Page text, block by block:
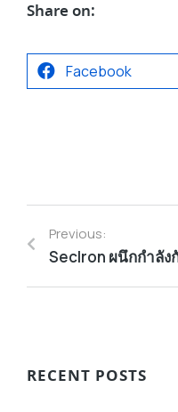
Share on:
Facebook
Previous:
RECENT POSTS